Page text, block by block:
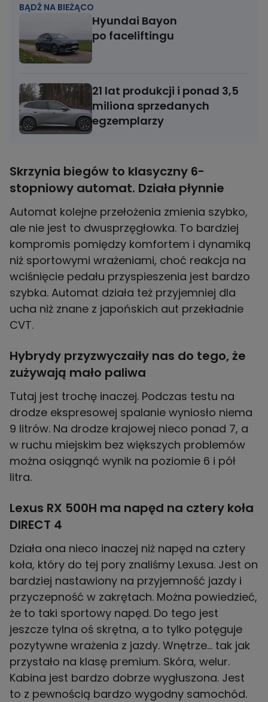
BĄDŹ NA BIEŻĄCO
Hyundai Bayon
po faceliftingu
21 lat produkcji i ponad 3,5
miliona sprzedanych
egzemplarzy
Skrzynia biegów to klasyczny 6-
stopniowy automat. Działa płynnie
Automat kolejne przełożenia zmienia szybko,
ale nie jest to dwusprzęgłowka. To bardziej
kompromis pomiędzy komfortem i dynamiką
niż sportowymi wrażeniami, choć reakcja na
wciśnięcie pedału przyspieszenia jest bardzo
szybka. Automat działa też przyjemniej dla
ucha niż znane z japońskich aut przekładnie
Hybrydy przyzwyczaiły nas do tego, że
zużywają mało paliwa
Tutaj jest trochę inaczej. Podczas testu na
drodze ekspresowej spalanie wyniosło niema
9 litrów. Na drodze krajowej nieco ponad 7, a
w ruchu miejskim bez większych problemów
można osiągnąć wynik na poziomie 6 i pół
litra.
Lexus RX 500H ma napęd na cztery koła
DIRECT 4
Działa ona nieco inaczej niż napęd na cztery
koła, który do tej pory znaliśmy Lexusa. Jest on
bardziej nastawiony na przyjemność jazdy i
przyczepność w zakrętach. Można powiedzieć,
że to taki sportowy napęd. Do tego jest
jeszcze tylna oś skrętna, a to tylko potęguje
pozytywne wrażenia z jazdy. Wnętrze… tak jak
przystało na klasę premium. Skóra, welur.
Kabina jest bardzo dobrze wygłuszona. Jest
to z pewnością bardzo wygodny samochód.